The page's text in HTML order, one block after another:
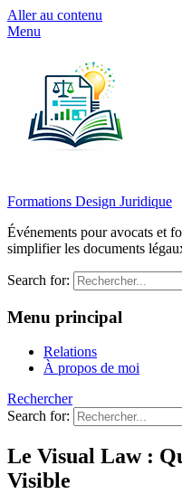
Aller au contenu
Menu
Formations Design Juridique
Événements pour avocats et
simplifier les documents
Search for:
Menu principal
Relations
À propos de moi
Rechercher
Search for:
Le Visual Law :
Visible